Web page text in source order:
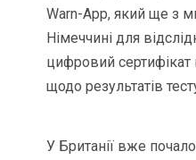
Warn-App, який ще з
Німеччині для
цифровий сертифікат
щодо результатів
У Британії вже